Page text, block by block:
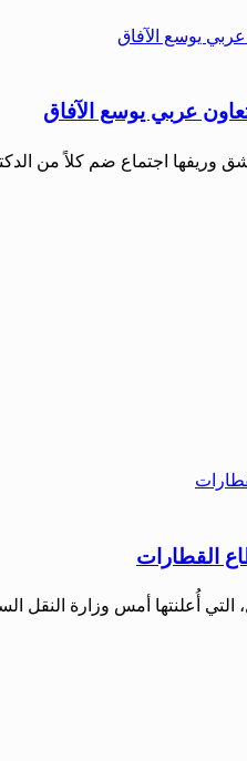
عربي يوسع الآفاق
وريفها اجتماع ضم كلاً من
أُعلنتها أمس وزارة النقل